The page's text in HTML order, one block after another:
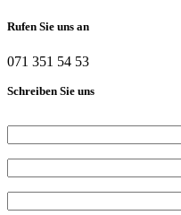
Rufen Sie uns an
071 351 54 53
Schreiben Sie uns